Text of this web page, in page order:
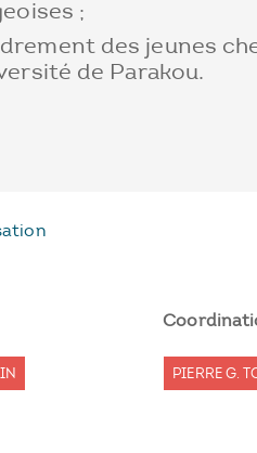
;
des jeunes
de Parakou.
PIERRE G.